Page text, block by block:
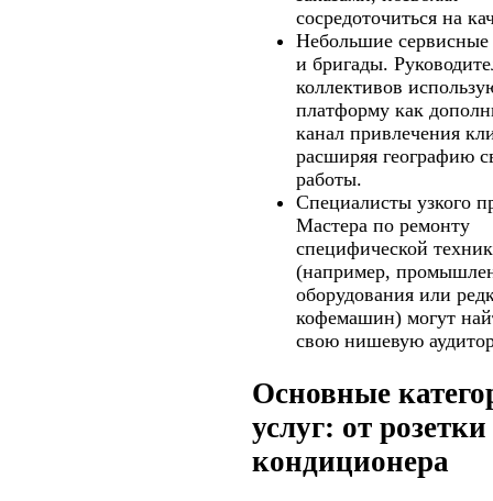
сосредоточиться на
Небольшие
и бригады.
коллективов
платформу как
канал привлечения
расширяя географию
работы.
Специалисты узкого
Мастера по ремонту
специфической
(например,
оборудования или
кофемашин) могут
свою нишевую
Основные
услуг: от
кондиционера